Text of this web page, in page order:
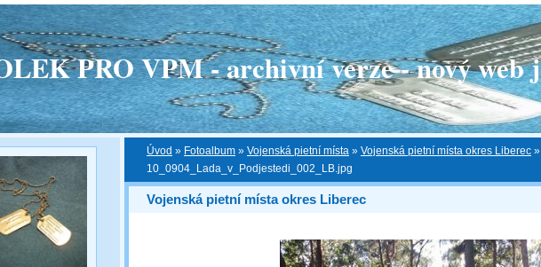
PRO VPM - archivní verze - nový web
Úvod » Fotoalbum » Vojenská pietní místa » Vojenská pietní místa okres Liberec »
10_0904_Lada_v_Podjestedi_002_LB.jpg
Vojenská pietní místa okres Liberec